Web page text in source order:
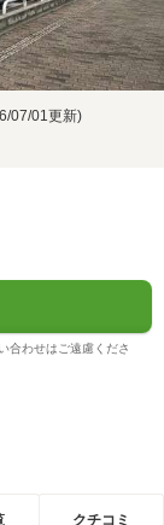
07/01更新)
合わせはご遠慮くださ
クチコミ